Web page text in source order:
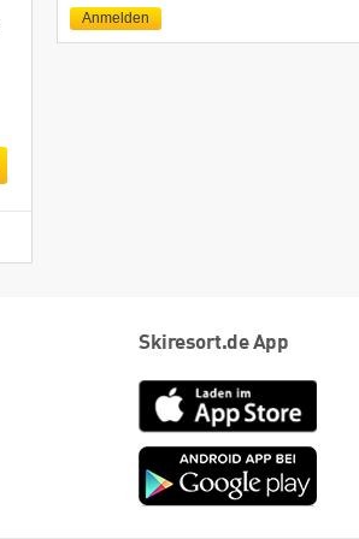
Anmelden
Skiresort.de App
App
Store